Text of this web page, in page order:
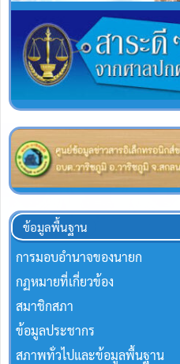
ข้อมูลพื้นฐาน
การมอบอำนาจของนายก
กฏหมายที่เกี่ยวข้อง
สมาชิกสภา
ข้อมูลประชากร
สภาพทั่วไปและข้อมูลพื้นฐาน